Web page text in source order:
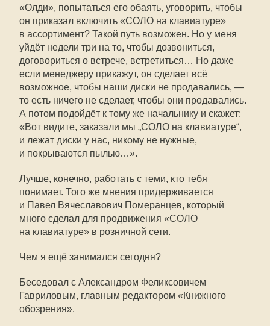
«Олди», попытаться его обаять, уговорить, чтобы
он приказал включить «СОЛО на клавиатуре»
в ассортимент? Такой путь возможен. Но у меня
уйдёт недели три на то, чтобы дозвониться,
договориться о встрече, встретиться… Но даже
если менеджеру прикажут, он сделает всё
возможное, чтобы наши диски не продавались, —
то есть ничего не сделает, чтобы они продавались.
А потом подойдёт к тому же начальнику и скажет:
«Вот видите, заказали мы „СОЛО на клавиатуре“,
и лежат диски у нас, никому не нужные,
и покрываются пылью…».
Лучше, конечно, работать с теми, кто тебя
понимает. Того же мнения придерживается
и Павел Вячеславович Померанцев, который
много сделал для продвижения «СОЛО
на клавиатуре» в розничной сети.
Чем я ещё занимался сегодня?
Беседовал с Александром Феликсовичем
Гавриловым, главным редактором «Книжного
обозрения».